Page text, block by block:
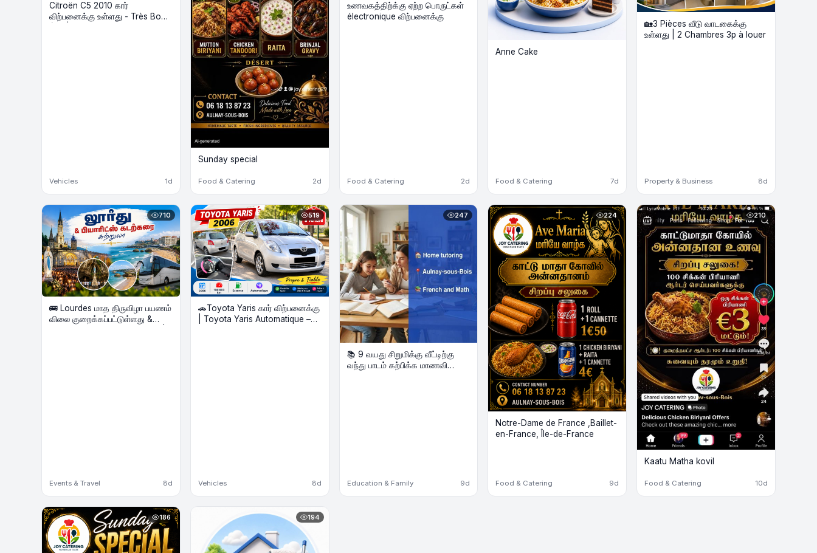
Citroën C5 2010 கார்
விற்பனைக்கு உள்ளது - Très Bon
Vehicles 1d
Sunday special
Food & Catering 2d
உணவகத்திற்க்கு ஏற்ற பொருட்கள்
électronique விற்பனைக்கு
Food & Catering 2d
Anne Cake
Food & Catering 7d
🏡3 Pièces வீடு வாடகைக்கு
உள்ளது | 2 Chambres 3p à louer
Property & Business 8d
710
🚌 Lourdes மாத திருவிழா பயணம்
விலை குறைக்கப்பட்டுள்ளது &
Events & Travel 8d
519
🚗Toyota Yaris கார் விற்பனைக்கு
Vehicles 8d
247
📚 9 வயது சிறுமிக்கு வீட்டிற்கு
வந்து பாடம் கற்பிக்க மாணவி
Education & Family 9d
224
Notre-Dame de France ,Baillet-
en-France, Île-de-France
Food & Catering 9d
210
Kaatu Matha kovil
Food & Catering 10d
186 194